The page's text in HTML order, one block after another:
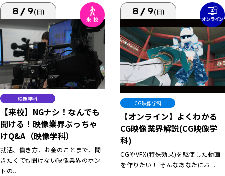
8/9(日)
映像学科
【来校】NGナシ！なんでも
聞ける！映像業界ぶっちゃ
けQ&A（映像学科）
就活、働き方、お金のことまで、聞
きたくても聞けない映像業界のホン
トの...
8/9(日)
CG映像学科
【オンライン】よくわかる
CG映像業界解説(CG映像学
科)
CGやVFX(特殊効果)を駆使した動画
を作りたい！ そんなあなたにお...